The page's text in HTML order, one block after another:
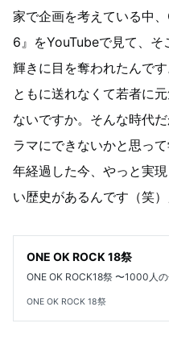
家で企画を考えている中
6』をYouTubeで見て、
輝きに目を奪われたんで
ともに送れなくて若者に
ないですか。そんな時代
ラマにできないかと思っ
年経過した今、やっと実
い歴史があるんです（笑）
ONE OK ROCK 18祭
ONE OK ROCK18祭 〜1000人
ONE OK ROCK 18祭